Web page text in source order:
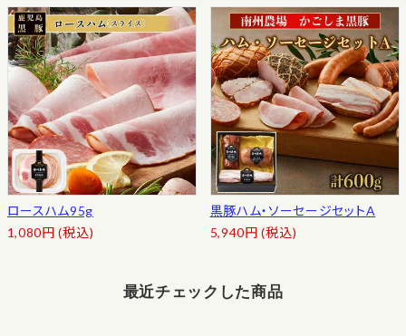
ロースハム95g
1,080円(税込)
黒豚ハム・ソーセージセットA
5,940円(税込)
最近チェックした商品